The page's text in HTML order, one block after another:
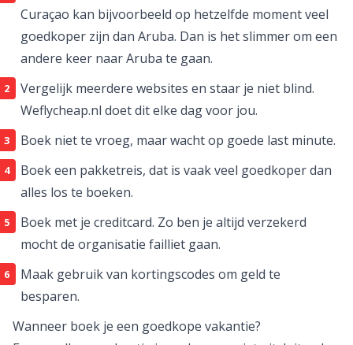
is dan gemiddeld met een goede prijs-
kwaliteitverhouding. Dit kan een los vliegticket, een
complete pakketreis of een goedkoop weekendje weg
zijn. Op weflycheap.nl vind je het allemaal!
Tips: hoe boek je een goedkope vakantie?
Een goedkope vakantie boek je door deze tips te
volgen:
Wees flexibel met je bestemming en met je reistijd.
Curaçao kan bijvoorbeeld op hetzelfde moment veel
andere keer naar Aruba te gaan.
Weflycheap.nl doet dit elke dag voor jou.